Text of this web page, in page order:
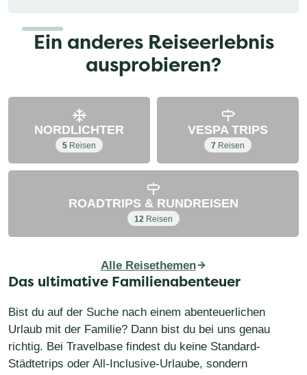
Ein anderes Reiseerlebnis
ausprobieren?
NORDLICHTER
5 Reisen
VESPA TRIPS
7 Reisen
ROADTRIPS & RUNDREISEN
12 Reisen
Alle Reisethemen
Das ultimative Familienabenteuer
Bist du auf der Suche nach einem abenteuerlichen
Urlaub mit der Familie? Dann bist du bei uns genau
richtig. Bei Travelbase findest du keine Standard-
Städtetrips oder All-Inclusive-Urlaube, sondern